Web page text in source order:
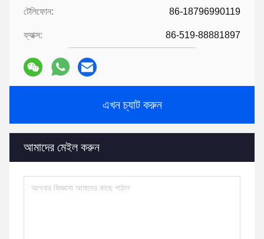
টেলিফোন: 86-18796990119
ফ্যাক্স: 86-519-88881897
এখন চ্যাট করুন
আমাদের মেইল ​​করুন